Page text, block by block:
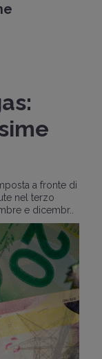
a fronte di
nel terzo
e dicembr..